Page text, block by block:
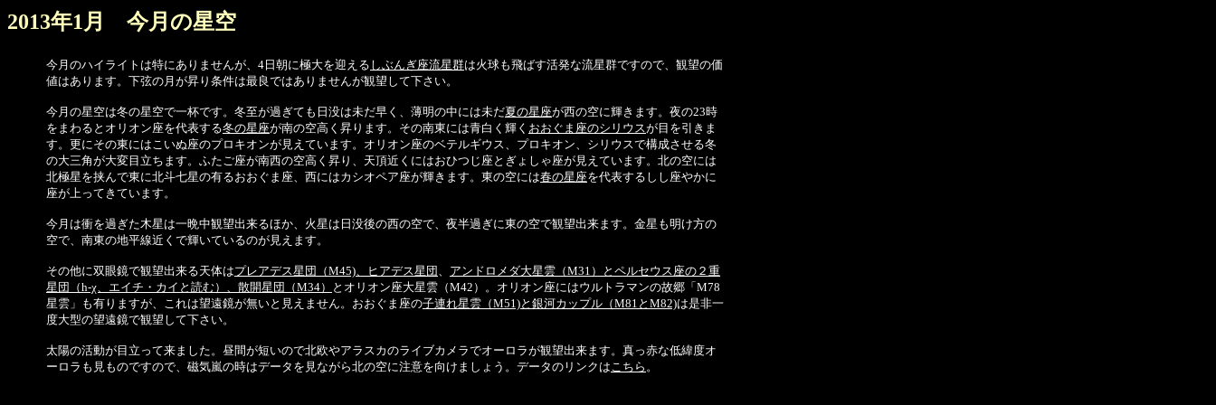
2013年1月 今月の星空
今月のハイライトは特にありませんが、4日朝に極大を迎える しぶんぎ座流星群は火球も飛ばす活発な流星群ですので、観望の価
値はあります。下弦の月が昇り条件は最良ではありませんが観望して下さい。
今月の星空は冬の星空で一杯です。冬至が過ぎても日没は未だ早く、薄明の中には未だ夏の星座が西の空に輝きます。夜の23時
をまわるとオリオン座を代表する冬の星座が南の空高く昇ります。その南東には青白く輝く おおぐま座のシリウスが目を引きま
す。更にその東にはこいぬ座のプロキオンが見えています。オリオン座のベテルギウス、プロキオン、シリウスで構成させる冬
の大三角が大変目立ちます。ふたご座が南西の空高く昇り、天頂近くにはおひつじ座とぎょしゃ座が見えています。北の空には
北極星を挟んで東に北斗七星の有るおおぐま座、西にはカシオペア座が輝きます。東の空には春の星座を代表するしし座やかに
座が上ってきています。
今月は衝を過ぎた木星は一晩中観望出来るほか、火星は日没後の西の空で、夜半過ぎに東の空で観望出来ます。金星も明け方の
空で、南東の地平線近くで輝いているのが見えます。
その他に双眼鏡で観望出来る天体はプレアデス星団（M45)、ヒアデス星団
アンドロメダ大星雲（M31）とペルセウス座の２重
星団（h-χ、エイチ・カイと読む）、散開星団（M34）
とオリオン座大星雲（M42）。オリオン座にはウルトラマンの故郷「M78
星雲」も有りますが、これは望遠鏡が無いと見えません。おおぐま座の子連れ星雲（M51)と銀河カップル（M81とM82)は是非一
度大型の望遠鏡で観望して下さい。
太陽の活動が目立って来ました。昼間が短いので北欧やアラスカのライブカメラでオーロラが観望出来ます。真っ赤な低緯度オ
ーロラも見ものですので、磁気嵐の時はデータを見ながら北の空に注意を向けましょう。データのリンクは こちら 。